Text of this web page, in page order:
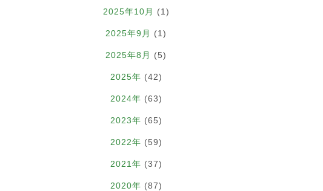
2025年10月 (1)
2025年9月 (1)
2025年8月 (5)
2025年 (42)
2024年 (63)
2023年 (65)
2022年 (59)
2021年 (37)
2020年 (87)